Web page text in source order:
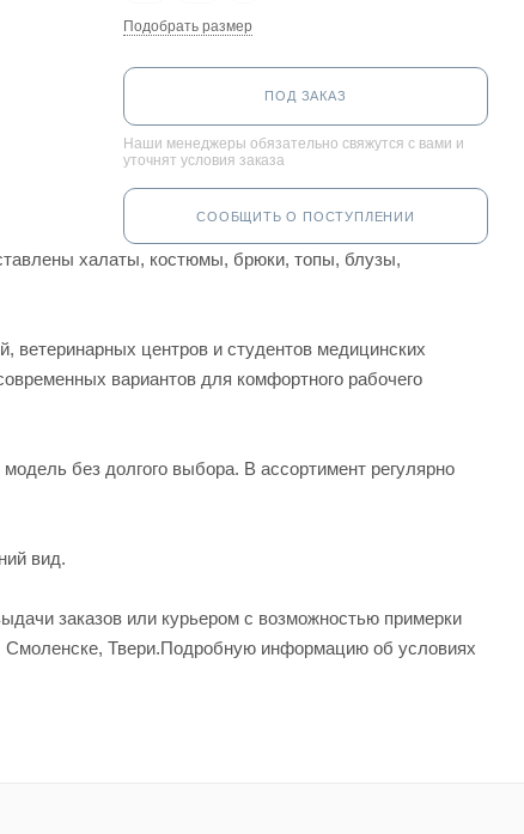
Подобрать размер
ПОД ЗАКАЗ
Наши менеджеры обязательно свяжутся с вами и
уточнят условия заказа
СООБЩИТЬ О ПОСТУПЛЕНИИ
халаты, костюмы, брюки, топы, блузы,
ветеринарных центров и студентов медицинских
вариантов для комфортного рабочего
без долгого выбора. В ассортимент регулярно
вид.
заказов или курьером с возможностью примерки
Смоленске, Твери.Подробную информацию об условиях